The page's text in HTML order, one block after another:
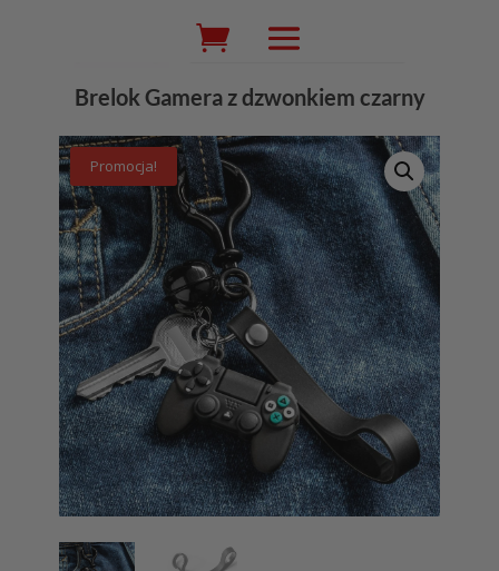
Wyszukiwarka
produktów
Brelok Gamera z dzwonkiem czarny
Promocja!